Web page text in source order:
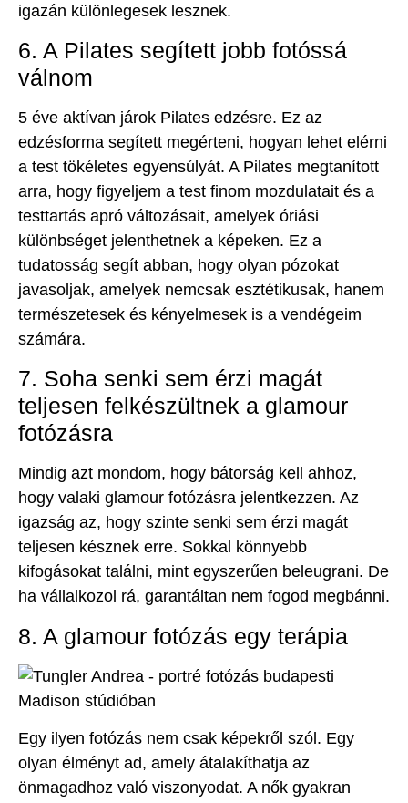
igazán különlegesek lesznek.
6. A Pilates segített jobb fotóssá
válnom
5 éve aktívan járok Pilates edzésre. Ez az
edzésforma segített megérteni, hogyan lehet elérni
a test tökéletes egyensúlyát. A Pilates megtanított
arra, hogy figyeljem a test finom mozdulatait és a
testtartás apró változásait, amelyek óriási
különbséget jelenthetnek a képeken. Ez a
tudatosság segít abban, hogy olyan pózokat
javasoljak, amelyek nemcsak esztétikusak, hanem
természetesek és kényelmesek is a vendégeim
számára.
7. Soha senki sem érzi magát
teljesen felkészültnek a glamour
fotózásra
Mindig azt mondom, hogy bátorság kell ahhoz,
hogy valaki glamour fotózásra jelentkezzen. Az
igazság az, hogy szinte senki sem érzi magát
teljesen késznek erre. Sokkal könnyebb
kifogásokat találni, mint egyszerűen beleugrani. De
ha vállalkozol rá, garantáltan nem fogod megbánni.
8. A glamour fotózás egy terápia
Egy ilyen fotózás nem csak képekről szól. Egy
olyan élményt ad, amely átalakíthatja az
önmagadhoz való viszonyodat. A nők gyakran